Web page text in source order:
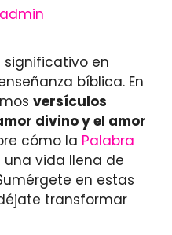
admin
significativo en
bíblica. En
versículos
divino y el amor
cómo la Palabra
vida llena de
en estas
transformar